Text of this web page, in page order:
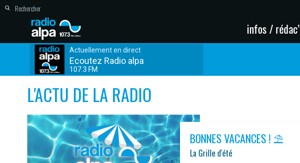
infos / rédac’
Actuellement en direct
Ecoutez Radio alpa
107.3 FM
L'ACTU DE LA RADIO
BONNES VACANCES ! ⛱️
La Grille d'été